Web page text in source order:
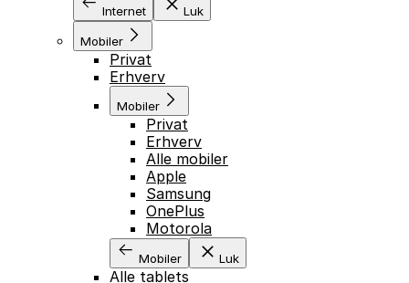
Internet Luk
Mobiler
Privat
Erhverv
Mobiler
Privat
Erhverv
Alle mobiler
Apple
Samsung
OnePlus
Motorola
Mobiler Luk
Alle tablets